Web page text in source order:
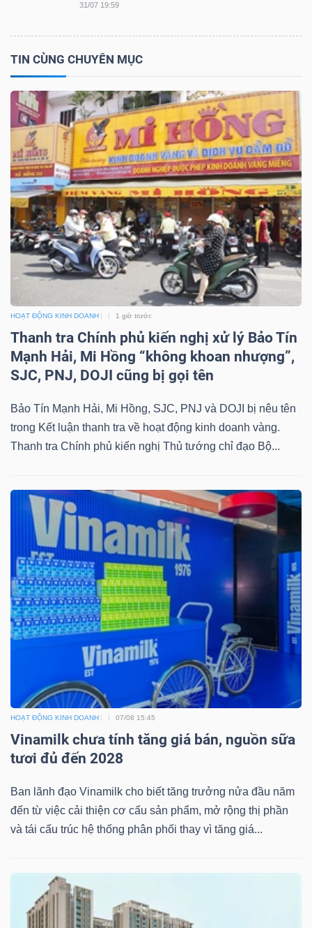
31/07 19:59
TIN CÙNG CHUYÊN MỤC
HOẠT ĐỘNG KINH DOANH 1 giờ trước
Thanh tra Chính phủ kiến nghị xử lý Bảo Tín
Mạnh Hải, Mi Hồng “không khoan nhượng”,
SJC, PNJ, DOJI cũng bị gọi tên
Bảo Tín Mạnh Hải, Mi Hồng, SJC, PNJ và DOJI bị nêu tên
trong Kết luận thanh tra về hoạt động kinh doanh vàng.
Thanh tra Chính phủ kiến nghị Thủ tướng chỉ đạo Bộ...
HOẠT ĐỘNG KINH DOANH 07/08 15:45
Vinamilk chưa tính tăng giá bán, nguồn sữa
tươi đủ đến 2028
Ban lãnh đạo Vinamilk cho biết tăng trưởng nửa đầu năm
đến từ việc cải thiện cơ cấu sản phẩm, mở rộng thị phần
và tái cấu trúc hệ thống phân phối thay vì tăng giá...
PHIẾU
CÔNG
CỤ
ĐẦU
TƯ
TRUY
XUẤT
LIỆU
Ngành
(-)
VS-
SECTOR
NĂNG
LƯỢNG
NGUYÊN
CÔNG
DÙNG
KHÔNG
THIẾT